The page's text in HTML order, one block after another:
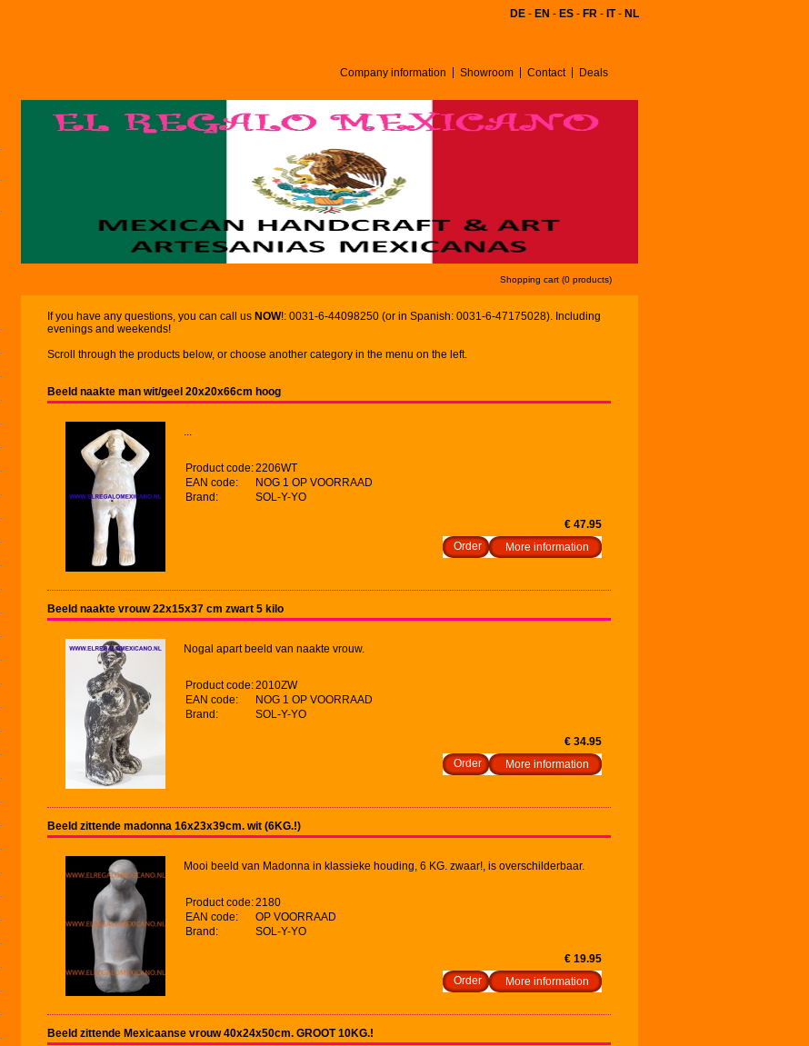
DE - EN - ES - FR - IT- NL
Company information Showroom Contact Deals
Shopping cart (0 products)
If you have any questions, you can call us NOW!: 0031-6-44098250 (or in Spanish: 0031-6-47175028). Including
evenings and weekends!
Scroll through the products below, or choose another category in the menu on the left.
Beeld naakte man wit/geel 20x20x66cm hoog
...
Product code:2206WT
EAN code:
NOG 1 OP VOORRAAD
Brand:
SOL-Y-YO
€ 47.95
More information
Beeld naakte vrouw 22x15x37 cm zwart 5 kilo
Nogal apart beeld van naakte vrouw.
Product code:2010ZW
EAN code:
NOG 1 OP VOORRAAD
Brand:
SOL-Y-YO
€ 34.95
More information
Beeld zittende madonna 16x23x39cm. wit (6KG.!)
Mooi beeld van Madonna in klassieke houding, 6 KG. zwaar!, is overschilderbaar.
Product code:2180
EAN code:
OP VOORRAAD
Brand:
SOL-Y-YO
€ 19.95
More information
Beeld zittende Mexicaanse vrouw 40x24x50cm. GROOT 10KG.!